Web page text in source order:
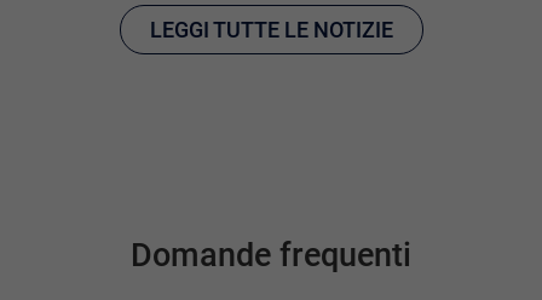
LEGGI TUTTE LE NOTIZIE
Domande frequenti